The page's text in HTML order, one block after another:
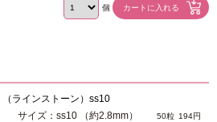
個
ラインストーン）ss10
サイズ：ss10 （約2.8mm） 50粒 194円